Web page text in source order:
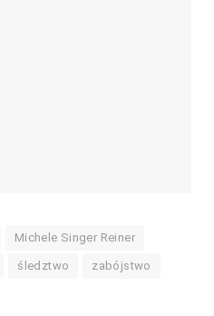
Michele Singer Reiner
śledztwo zabójstwo